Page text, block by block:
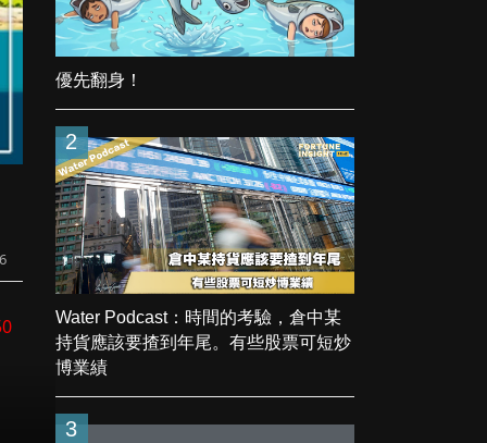
優先翻身！
2
Water Podcast：時間的考驗，倉中某
持貨應該要揸到年尾。有些股票可短炒
博業績
3